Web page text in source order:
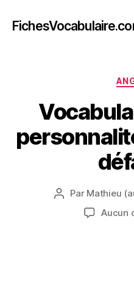
Auteur
l’article
Par Mathieu
Aucun